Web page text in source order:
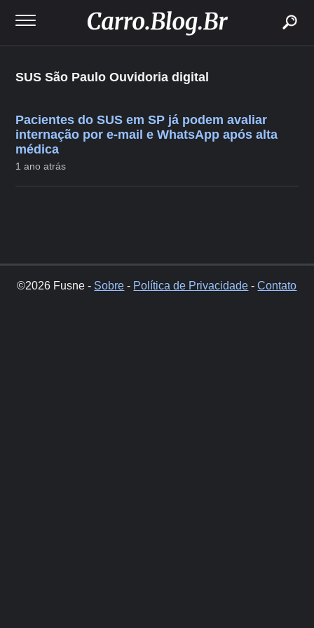
SUS São Paulo Ouvidoria digital
Pacientes do SUS em SP já podem avaliar
internação por e-mail e WhatsApp após alta
médica
1 ano atrás
©2026 Fusne - Sobre - Política de Privacidade -Contato